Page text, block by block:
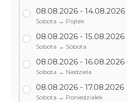
08.08.2026 - 14.08.2026
Sobota → Piątek
08.08.2026 - 15.08.2026
Sobota → Sobota
08.08.2026 - 16.08.2026
Sobota → Niedziela
08.08.2026 - 17.08.2026
Sobota → Poniedziałek